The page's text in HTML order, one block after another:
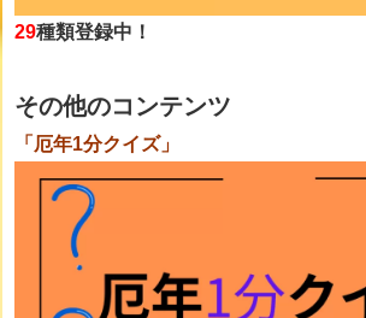
29種類登録中！
その他のコンテンツ
「厄年1分クイズ」